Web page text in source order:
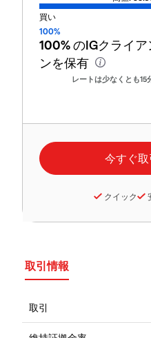
買い
100%
100%のIGクライア
ンを保有
レートは少なくとも15
クイック
取引情報